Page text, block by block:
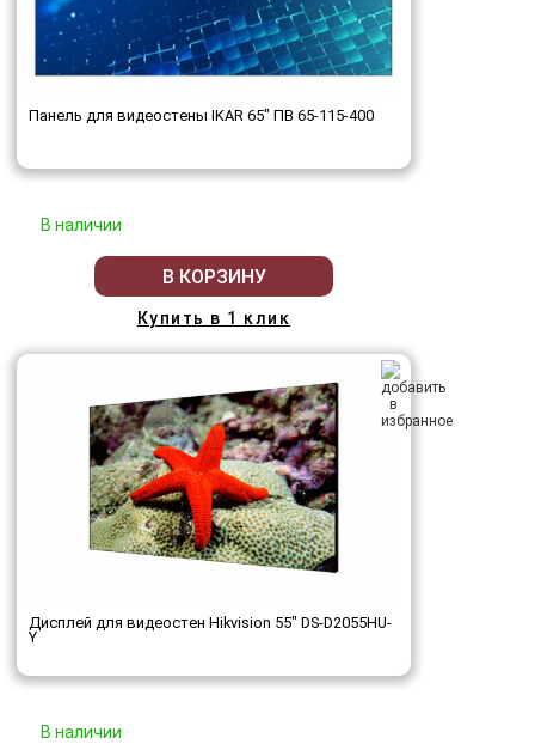
Панель для видеостены IKAR 65" ПВ 65-115-400
В наличии
В КОРЗИНУ
Купить в 1 клик
Дисплей для видеостен Hikvision 55" DS-D2055HU-
Y
В наличии